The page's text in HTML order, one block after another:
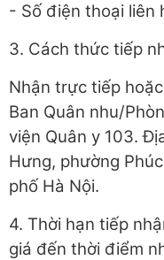
- Số điện thoại
3. Cách thức tiếp
Nhận trực tiếp
Ban Quân nhu/
viện Quân y 103.
Hưng, phường
phố Hà Nội.
4. Thời hạn tiếp
giá đến thời điểm